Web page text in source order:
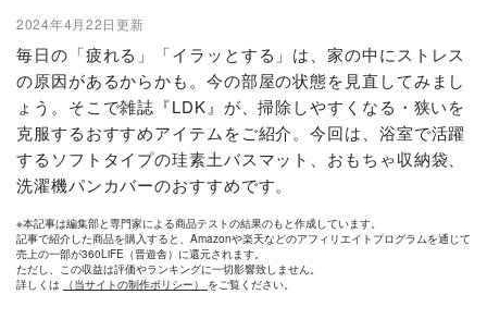
2024年4月22日更新
毎日の「疲れる」「イラッとする」は、家の中にストレス
の原因があるからかも。今の部屋の状態を見直してみまし
ょう。そこで雑誌『LDK』が、掃除しやすくなる・狭いを
克服するおすすめアイテムをご紹介。今回は、浴室で活躍
するソフトタイプの珪素土バスマット、おもちゃ収納袋、
洗濯機パンカバーのおすすめです。
※本記事は編集部と専門家による商品テストの結果のもと作成しています。
記事で紹介した商品を購入すると、Amazonや楽天などのアフィリエイトプログラムを通じて
売上の一部が360LiFE（晋遊舎）に還元されます。
ただし、この収益は評価やランキングに一切影響致しません。
詳しくは
（当サイトの制作ポリシー） をご覧ください。